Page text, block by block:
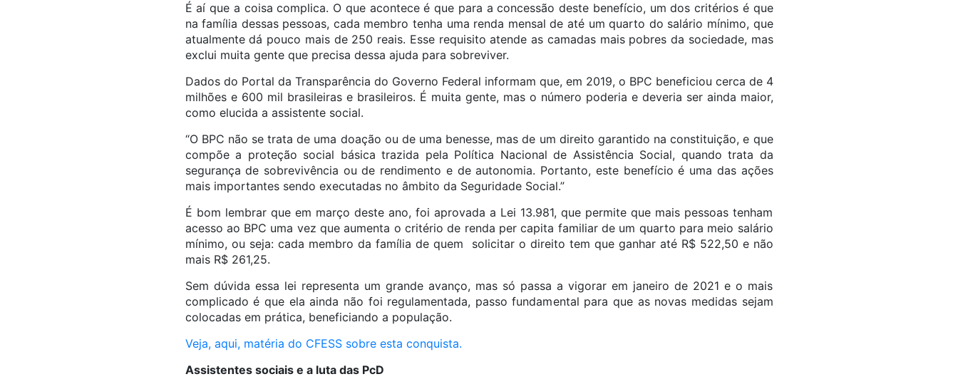
É aí que a coisa complica. O que acontece é que para a concessão deste benefício, um dos critérios é que
na família dessas pessoas, cada membro tenha uma renda mensal de até um quarto do salário mínimo, que
atualmente dá pouco mais de 250 reais. Esse requisito atende as camadas mais pobres da sociedade, mas
exclui muita gente que precisa dessa ajuda para sobreviver.
Dados do Portal da Transparência do Governo Federal informam que, em 2019, o BPC beneficiou cerca de 4
milhões e 600 mil brasileiras e brasileiros. É muita gente, mas o número poderia e deveria ser ainda maior,
como elucida a assistente social.
“O BPC não se trata de uma doação ou de uma benesse, mas de um direito garantido na constituição, e que
compõe a proteção social básica trazida pela Política Nacional de Assistência Social, quando trata da
segurança de sobrevivência ou de rendimento e de autonomia. Portanto, este benefício é uma das ações
mais importantes sendo executadas no âmbito da Seguridade Social.”
É bom lembrar que em março deste ano, foi aprovada a Lei 13.981, que permite que mais pessoas tenham
acesso ao BPC uma vez que aumenta o critério de renda per capita familiar de um quarto para meio salário
mínimo, ou seja: cada membro da família de quem solicitar o direito tem que ganhar até R$ 522,50 e não
mais R$ 261,25.
Sem dúvida essa lei representa um grande avanço, mas só passa a vigorar em janeiro de 2021 e o mais
complicado é que ela ainda não foi regulamentada, passo fundamental para que as novas medidas sejam
colocadas em prática, beneficiando a população.
Veja, aqui, matéria do CFESS sobre esta conquista.
Assistentes sociais e a luta das PcD